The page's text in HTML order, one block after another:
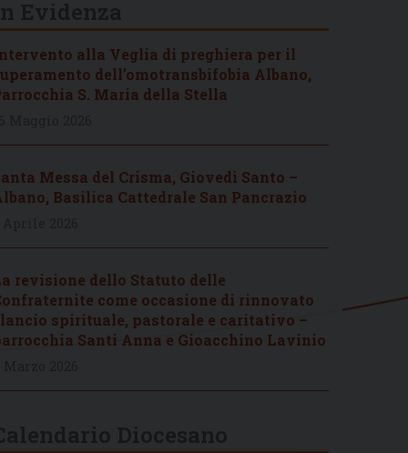
alla Veglia di preghiera per il
dell’omotransbifobia Albano,
S. Maria della Stella
Messa del Crisma, Giovedì Santo –
Basilica Cattedrale San Pancrazio
revisione dello Statuto delle
come occasione di rinnovato
spirituale, pastorale e caritativo –
Santi Anna e Gioacchino Lavinio